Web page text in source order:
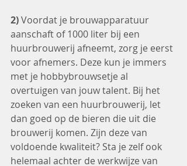
2) Voordat je brouwapparatuur
aanschaft of 1000 liter bij een
huurbrouwerij afneemt, zorg je eerst
voor afnemers. Deze kun je immers
met je hobbybrouwsetje al
overtuigen van jouw talent. Bij het
zoeken van een huurbrouwerij, let
dan goed op de bieren die uit die
brouwerij komen. Zijn deze van
voldoende kwaliteit? Sta je zelf ook
helemaal achter de werkwijze van